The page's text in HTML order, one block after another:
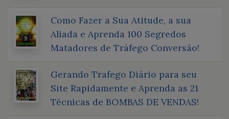
Como Fazer a Sua Atitude, a sua
Aliada e Aprenda 100 Segredos
Matadores de Tráfego Conversão!
Gerando Trafego Diário para seu
Site Rapidamente e Aprenda as 21
Técnicas de BOMBAS DE VENDAS!